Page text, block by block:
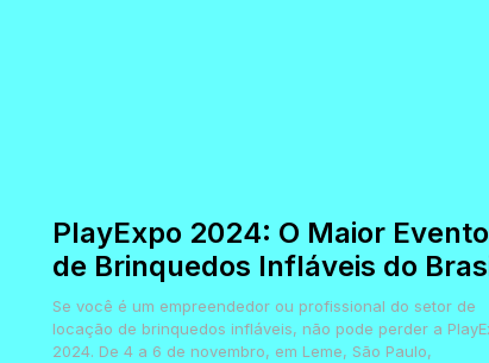
PlayExpo 2024: O Maior Evento
de Brinquedos Infláveis do
Se você é um empreendedor ou profissional do setor de
locação de brinquedos infláveis, não pode perder a
2024. De 4 a 6 de novembro, em Leme, São Paulo,